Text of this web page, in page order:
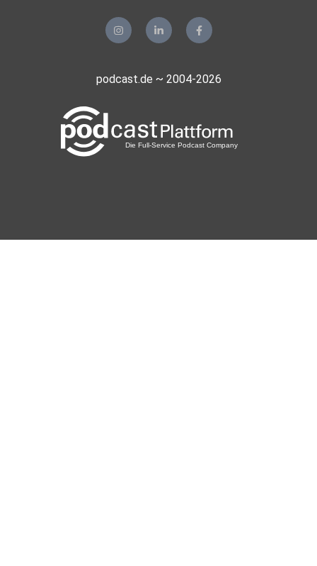
podcast.de ~ 2004-2026